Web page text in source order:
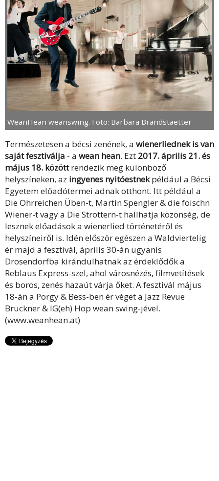
WeanHean weanswing. Foto: Barbara Brandstaetter
Természetesen a bécsi zenének, a wienerliednek is van
saját fesztiválja - a wean hean. Ezt 2017. április 21. és
május 18. közöttrendezik meg különböző
helyszíneken, az ingyenes nyitóestnekpéldául a Bécsi
Egyetem előadótermei adnak otthont. Itt például a
Die Ohrreichen Üben-t, Martin Spengler & die foischn
Wiener-t vagy a Die Strottern-t hallhatja közönség, de
lesznek előadások a wienerlied történetéről és
helyszíneiről is. Idén először egészen a Waldviertelig
ér majd a fesztivál, április 30-án ugyanis
Drosendorfba kirándulhatnak az érdeklődők a
Reblaus Express-szel, ahol városnézés, filmvetítések
és boros, zenés hazaút várja őket. A fesztivál május
18-án a Porgy & Bess-ben ér véget a Jazz Revue
Bruckner & IG(eh) Hop wean swing-jével.
(www.weanhean.at)